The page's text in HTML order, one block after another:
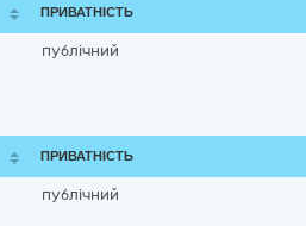
ПРИВАТНІСТЬ
публічний
ПРИВАТНІСТЬ
публічний